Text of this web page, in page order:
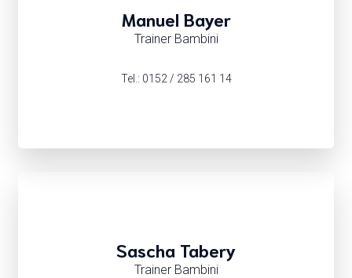
Manuel Bayer
Trainer Bambini
Tel.: 0152 / 285 161 14
Sascha Tabery
Trainer Bambini